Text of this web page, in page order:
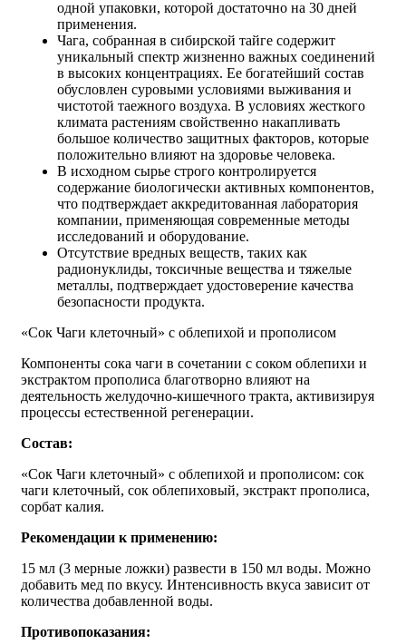
одной упаковки, которой достаточно на 30 дней
применения.
Чага, собранная в сибирской тайге содержит
уникальный спектр жизненно важных соединений
в высоких концентрациях. Ее богатейший состав
обусловлен суровыми условиями выживания и
чистотой таежного воздуха. В условиях жесткого
климата растениям свойственно накапливать
большое количество защитных факторов, которые
положительно влияют на здоровье человека.
В исходном сырье строго контролируется
содержание биологически активных компонентов,
что подтверждает аккредитованная лаборатория
компании, применяющая современные методы
исследований и оборудование.
Отсутствие вредных веществ, таких как
радионуклиды, токсичные вещества и тяжелые
металлы, подтверждает удостоверение качества
безопасности продукта.
«Сок Чаги клеточный» с облепихой и прополисом
Компоненты сока чаги в сочетании с соком облепихи и
экстрактом прополиса благотворно влияют на
деятельность желудочно-кишечного тракта, активизируя
процессы естественной регенерации.
Состав:
«Сок Чаги клеточный» с облепихой и прополисом: сок
чаги клеточный, сок облепиховый, экстракт прополиса,
сорбат калия.
Рекомендации к применению:
15 мл (3 мерные ложки) развести в 150 мл воды. Можно
добавить мед по вкусу. Интенсивность вкуса зависит от
количества добавленной воды.
Противопоказания: